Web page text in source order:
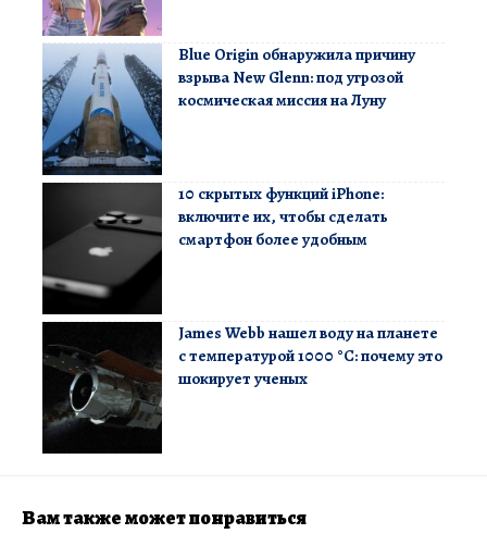
Blue Origin обнаружила причину
взрыва New Glenn: под угрозой
космическая миссия на Луну
10 скрытых функций iPhone:
включите их, чтобы сделать
смартфон более удобным
James Webb нашел воду на планете
с температурой 1000 °C: почему это
шокирует ученых
Вам также может понравиться